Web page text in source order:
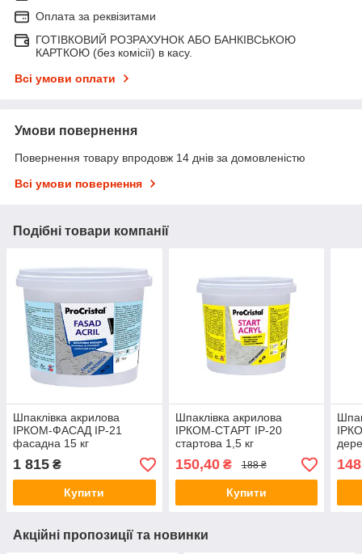
Оплата за реквізитами
ГОТІВКОВИЙ РОЗРАХУНОК АБО БАНКІВСЬКОЮ
КАРТКОЮ (без комісії) в касу.
Всі умови оплати
Умови повернення
Повернення товару впродовж 14 днів за домовленістю
Всі умови повернення
Подібні товари компанії
Шпаклівка акрилова
ІРКОМ-ФАСАД IP-21
фасадна 15 кг
1 815 ₴
Купити
Шпаклівка акрилова
ІРКОМ-СТАРТ IP-20
стартова 1,5 кг
150,40₴ 188 ₴
Купити
148
Акційні пропозиції та новинки